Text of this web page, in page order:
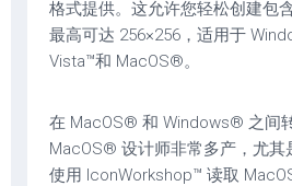
格式提供。这允许您轻松创建包
最高可达 256×256，适用于
Vista™和 MacOS®。
在 MacOS® 和 Windows® 之间
MacOS® 设计师非常多产，尤其
使用 IconWorkshop™ 读取